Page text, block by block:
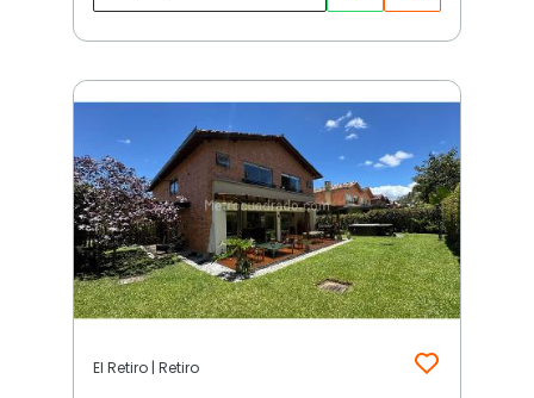
El Retiro | Retiro